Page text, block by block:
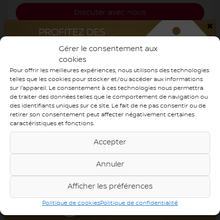
Gérer le consentement aux
cookies
Pour offrir les meilleures expériences, nous utilisons des technologies
telles que les cookies pour stocker et/ou accéder aux informations
sur l'appareil. Le consentement à ces technologies nous permettra
de traiter des données telles que le comportement de navigation ou
des identifiants uniques sur ce site. Le fait de ne pas consentir ou de
retirer son consentement peut affecter négativement certaines
caractéristiques et fonctions.
Accepter
Annuler
Afficher les préférences
Politique de cookiesPolitique de confidentialité
Discuter avec nous
Confirmer la disponibilité
Mentions légales
×